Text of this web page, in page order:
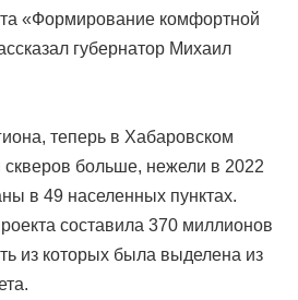
«Формирование комфортной
губернатор Михаил
теперь в Хабаровском
скверов больше, нежели в 2022
в 49 населенных пунктах.
составила 370 миллионов
из которых была выделена из